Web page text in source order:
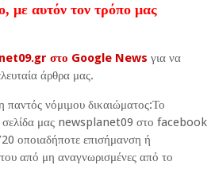
με αυτόν τον τρόπο μας
στο Google News για να
άρθρα μας.
νόμιμου δικαιώματος:Το
μας newsplanet09 στο facebook
οποιαδήποτε επισήμανση ή
από μη αναγνωρισμένες από το